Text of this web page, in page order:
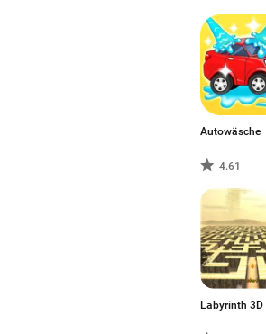
Autowäsche
4.61
Labyrinth 3D II